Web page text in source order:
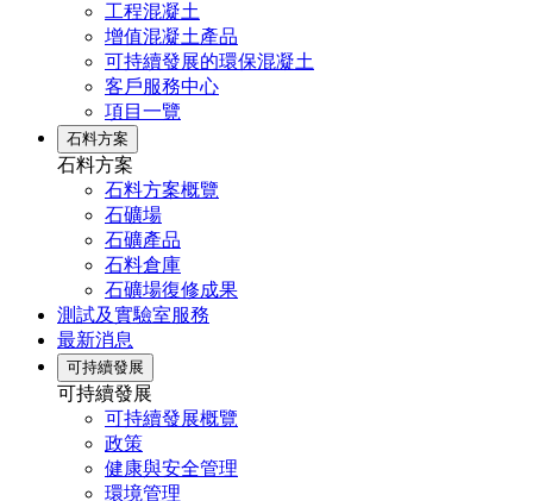
工程混凝土
增值混凝土產品
可持續發展的環保混凝土
客戶服務中心
項目一覽
石料方案
石料方案
石料方案概覽
石礦場
石礦產品
石料倉庫
石礦場復修成果
測試及實驗室服務
最新消息
可持續發展
可持續發展
可持續發展概覽
政策
健康與安全管理
環境管理